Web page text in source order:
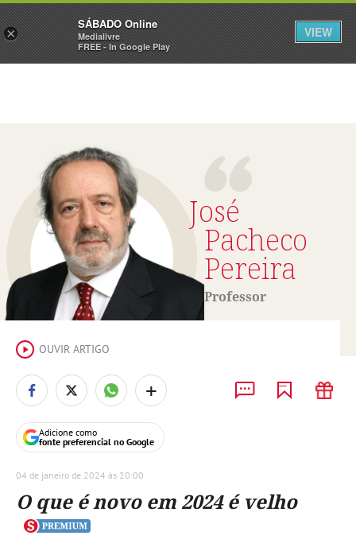
Sábado Assine Iniciar Sessão
José
Pacheco
Pereira
Professor
OUVIR ARTIGO
Adicione como
fonte preferencial no Google
+
04 de janeiro de 2024 às 20:00
O que é novo em 2024 é velho
×
SÁBADO Online
Medialivre
FREE - In Google Play
VIEW